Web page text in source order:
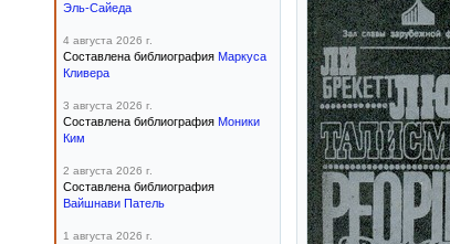
Эль-Сайеда
4 августа 2026 г.
Составлена библиография Маркуса
Кливера
3 августа 2026 г.
Составлена библиография Моники
Ким
2 августа 2026 г.
Составлена библиография
Вайшнави Патель
1 августа 2026 г.